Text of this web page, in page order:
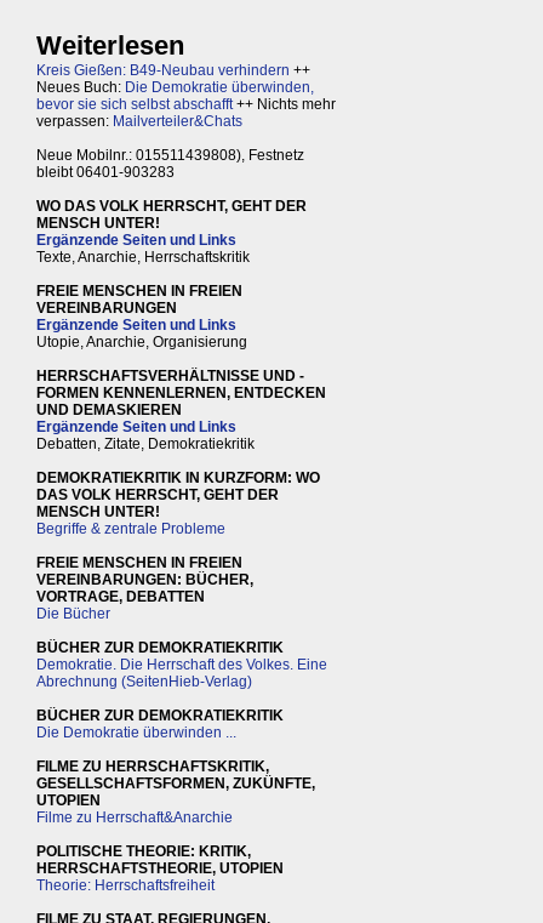
Weiterlesen
Kreis Gießen: B49-Neubau verhindern ++
Neues Buch: Die Demokratie überwinden,
bevor sie sich selbst abschafft++ Nichts mehr
verpassen: Mailverteiler&Chats
Neue Mobilnr.: 015511439808), Festnetz
bleibt 06401-903283
WO DAS VOLK HERRSCHT, GEHT DER
MENSCH UNTER!
Ergänzende Seiten und Links
Texte, Anarchie, Herrschaftskritik
FREIE MENSCHEN IN FREIEN
VEREINBARUNGEN
Ergänzende Seiten und Links
Utopie, Anarchie, Organisierung
HERRSCHAFTSVERHÄLTNISSE UND -
FORMEN KENNENLERNEN, ENTDECKEN
UND DEMASKIEREN
Ergänzende Seiten und Links
Debatten, Zitate, Demokratiekritik
DEMOKRATIEKRITIK IN KURZFORM: WO
DAS VOLK HERRSCHT, GEHT DER
MENSCH UNTER!
Begriffe & zentrale Probleme
FREIE MENSCHEN IN FREIEN
VEREINBARUNGEN: BÜCHER,
VORTRAGE, DEBATTEN
Die Bücher
BÜCHER ZUR DEMOKRATIEKRITIK
Demokratie. Die Herrschaft des Volkes. Eine
Abrechnung (SeitenHieb-Verlag)
BÜCHER ZUR DEMOKRATIEKRITIK
Die Demokratie überwinden ...
FILME ZU HERRSCHAFTSKRITIK,
GESELLSCHAFTSFORMEN, ZUKÜNFTE,
UTOPIEN
Filme zu Herrschaft&Anarchie
POLITISCHE THEORIE: KRITIK,
HERRSCHAFTSTHEORIE, UTOPIEN
Theorie: Herrschaftsfreiheit
FILME ZU STAAT, REGIERUNGEN,